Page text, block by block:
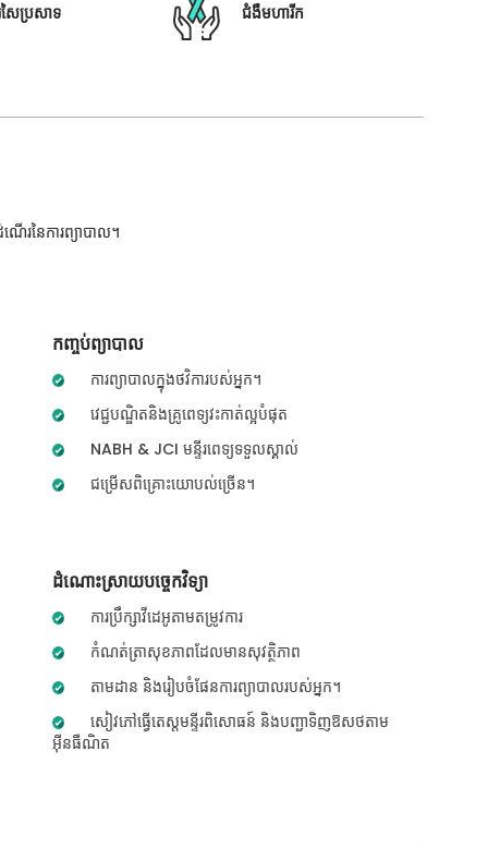
ៃប្រសាទ ជំងឺមហារីក
ើរនៃការព្យាបាល។
កញ្ចប់ព្យាបាល
ការព្យាបាលក្នុងថវិការបស់អ្នក។
វេជ្ជបណ្ឌិតនិងគ្រូពេទ្យវះកាត់ល្អបំផុត
NABH & JCI មន្ទីរពេទ្យទទួលស្គាល់
ជម្រើសពិគ្រោះយោបល់ច្រើន។
ដំណោះស្រាយបច្ចេកវិទ្យា
ការប្រឹក្សាវីដេអូតាមតម្រូវការ
កំណត់ត្រាសុខភាពដែលមានសុវត្ថិភាព
តាមដាន និងរៀបចំផែនការព្យាបាលរបស់អ្នក។
សៀវភៅធ្វើតេស្តមន្ទីរពិសោធន៍ និងបញ្ជាទិញឱសថតាម
អ៊ីនធឺណិត